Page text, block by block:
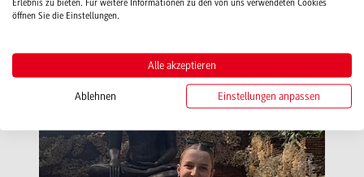
Gefördert durch die Christian Bürkert…
Weiterlesen
Erlebnis zu bieten. Für weitere Informationen zu den von uns verwendeten Cookies
öffnen Sie die Einstellungen.
Alle akzeptieren
Ablehnen Einstellungen anpassen